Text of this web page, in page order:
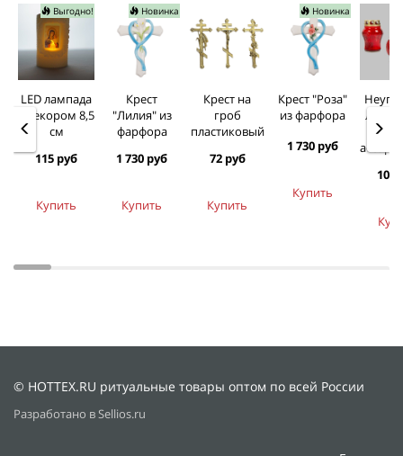
Выгодно!
LED лампада
с декором 8,5
см
115 руб
Купить
Новинка
Крест
"Лилия" из
фарфора
1 730 руб
Купить
Крест на
гроб
пластиковый
72 руб
Купить
Новинка
Крест "Роза"
из фарфора
1 730 руб
Купить
107
© HOTTEX.RU ритуальные товары оптом по всей России
Разработано в Sellios.ru